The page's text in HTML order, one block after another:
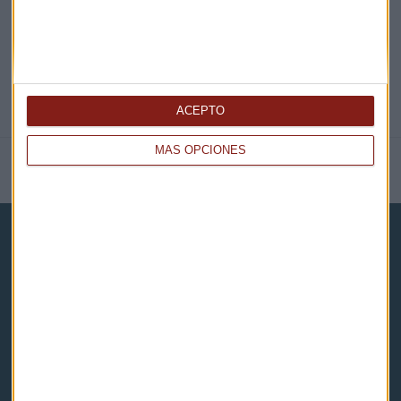
MÁS OPCIONES
ACEPTO
NOTICIAS RELACIONADAS